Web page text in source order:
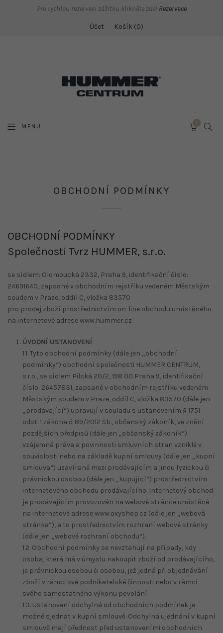
Pro rychlou rezervaci zážitku klikněte zde! Rezervace
Účet Košík 0
MENU 0
OBCHODNÍ PODMÍNKY
OBCHODNÍ PODMÍNKY
Společnosti Tvrz HUMMER, s.r.o.
se sídlem: Olomoucká 2332, Praha 9, identifikační číslo:
24691640, zapsané v obchodním rejstříku vedeném Městským
soudem v Praze, oddíl C, vložka 83570
pro prodej zboží prostřednictvím on-line obchodu umístěného
na internetové adrese www.hummer.cz
ÚVODNÍ USTANOVENÍ
1.1. Tyto obchodní podmínky (dále jen „obchodní
podmínky“) obchodní společnosti HUMMER CENTRUM,
s.r.o., se sídlem Pilská 20/2, 198 00 Praha 9, identifikační
číslo: 26457831, zapsané v obchodním rejstříku vedeném
Městským soudem v Praze, oddíl C, vložka 83570 (dále jen
„prodávající“) upravují v souladu s ustanovením § 1751
odst. 1 zákona č. 89/2012 Sb., občanský zákoník, ve znění
pozdějších předpisů (dále jen „občanský zákoník“)
vzájemná práva a povinnosti smluvních stran vzniklé v
souvislosti nebo na základě kupní smlouvy (dále jen „kupní
smlouva“) uzavírané mezi prodávajícím a jinou fyzickou či
právnickou osobou (dále jen „kupující“) prostřednictvím
internetového obchodu prodávajícího. Internetový obchod
je prodávajícím provozován na webové stránce umístěné
na internetové adrese www.oxyshop.cz (dále jen „webová
stránka“), a to prostřednictvím rozhraní webové stránky
(dále jen „webové rozhraní obchodu“).
1.2. Obchodní podmínky se nevztahují na případy, kdy
osoba, která má v úmyslu nakoupit zboží od prodávajícího,
je právnickou osobou či osobou, jež jedná při objednávání
zboží v rámci své podnikatelské činnosti nebo v rámci
svého samostatného výkonu povolání.
1.3. Ustanovení odchylná od obchodních podmínek je
možné sjednat v kupní smlouvě. Odchylná ujednání v kupní
smlouvě mají přednost před ustanoveními obchodních